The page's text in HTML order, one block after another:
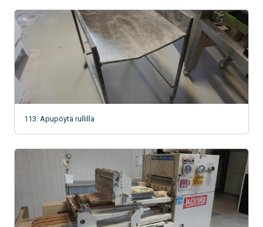
113. Apupöytä rullilla